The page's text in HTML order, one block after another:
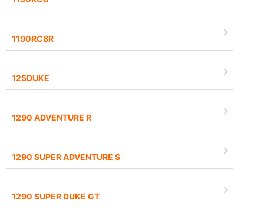
1190RC8R
125DUKE
1290 ADVENTURE R
1290 SUPER ADVENTURE S
1290 SUPER DUKE GT